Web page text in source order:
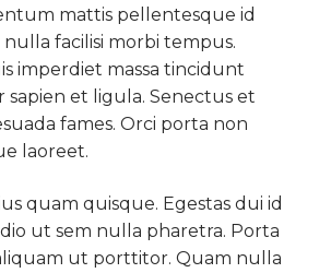
mattis pellentesque id
nulla facilisi morbi tempus.
imperdiet massa tincidunt
et ligula. Senectus et
fames. Orci porta non
laoreet.
quam quisque. Egestas dui id
ut sem nulla pharetra. Porta
ut porttitor. Quam nulla